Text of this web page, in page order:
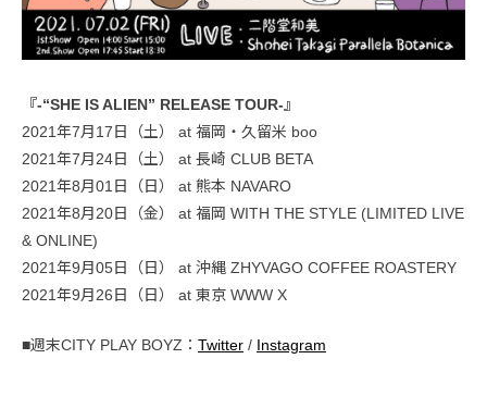
『-“SHE IS ALIEN” RELEASE TOUR-』
2021年7月17日（土） at 福岡・久留米 boo
2021年7月24日（土） at 長崎 CLUB BETA
2021年8月01日（日） at 熊本 NAVARO
2021年8月20日（金） at 福岡 WITH THE STYLE (LIMITED LIVE
& ONLINE)
2021年9月05日（日） at 沖縄 ZHYVAGO COFFEE ROASTERY
2021年9月26日（日） at 東京 WWW X
■週末CITY PLAY BOYZ： Twitter / Instagram